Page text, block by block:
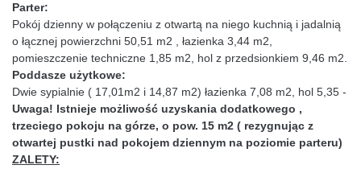
Parter:
Pokój dzienny w połączeniu z otwartą na niego kuchnią i jadalnią
o łącznej powierzchni 50,51 m2 , łazienka 3,44 m2,
pomieszczenie techniczne 1,85 m2, hol z przedsionkiem 9,46 m2.
Poddasze użytkowe:
Dwie sypialnie ( 17,01m2 i 14,87 m2) łazienka 7,08 m2, hol 5,35 -
Uwaga! Istnieje możliwość uzyskania dodatkowego ,
trzeciego pokoju na górze, o pow. 15 m2 ( rezygnując z
otwartej pustki nad pokojem dziennym na poziomie parteru)
ZALETY: